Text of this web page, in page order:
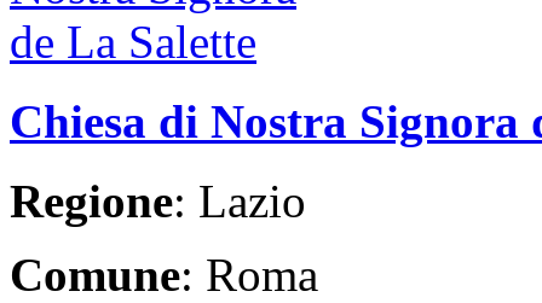
Chiesa di Nostra Signora
Regione: Lazio
Comune: Roma